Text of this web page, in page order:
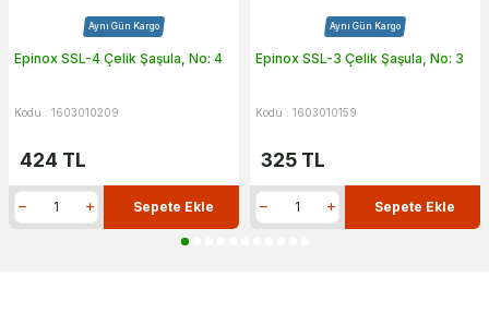
Aynı Gün Kargo
Epinox SSL-4 Çelik Şaşula, No: 4
Kodu : 1603010209
424 TL
Sepete Ekle
Aynı Gün Kargo
Epinox SSL-3 Çelik Şaşula, No: 3
Kodu : 1603010159
325 TL
Sepete Ekle